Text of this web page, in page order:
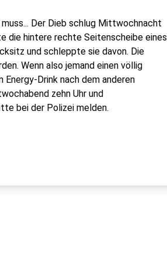
Der Dieb schlug Mittwochnacht
die hintere rechte Seitenscheibe eines
und schleppte sie davon. Die
Wenn also jemand einen völlig
Drink nach dem anderen
zehn Uhr und
bei der Polizei melden.